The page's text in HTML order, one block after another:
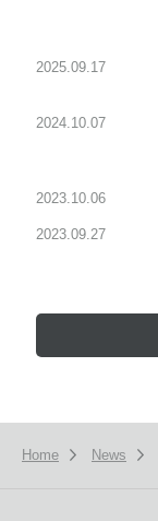
2025.09.17
2024.10.07
2023.10.06
2023.09.27
Home News